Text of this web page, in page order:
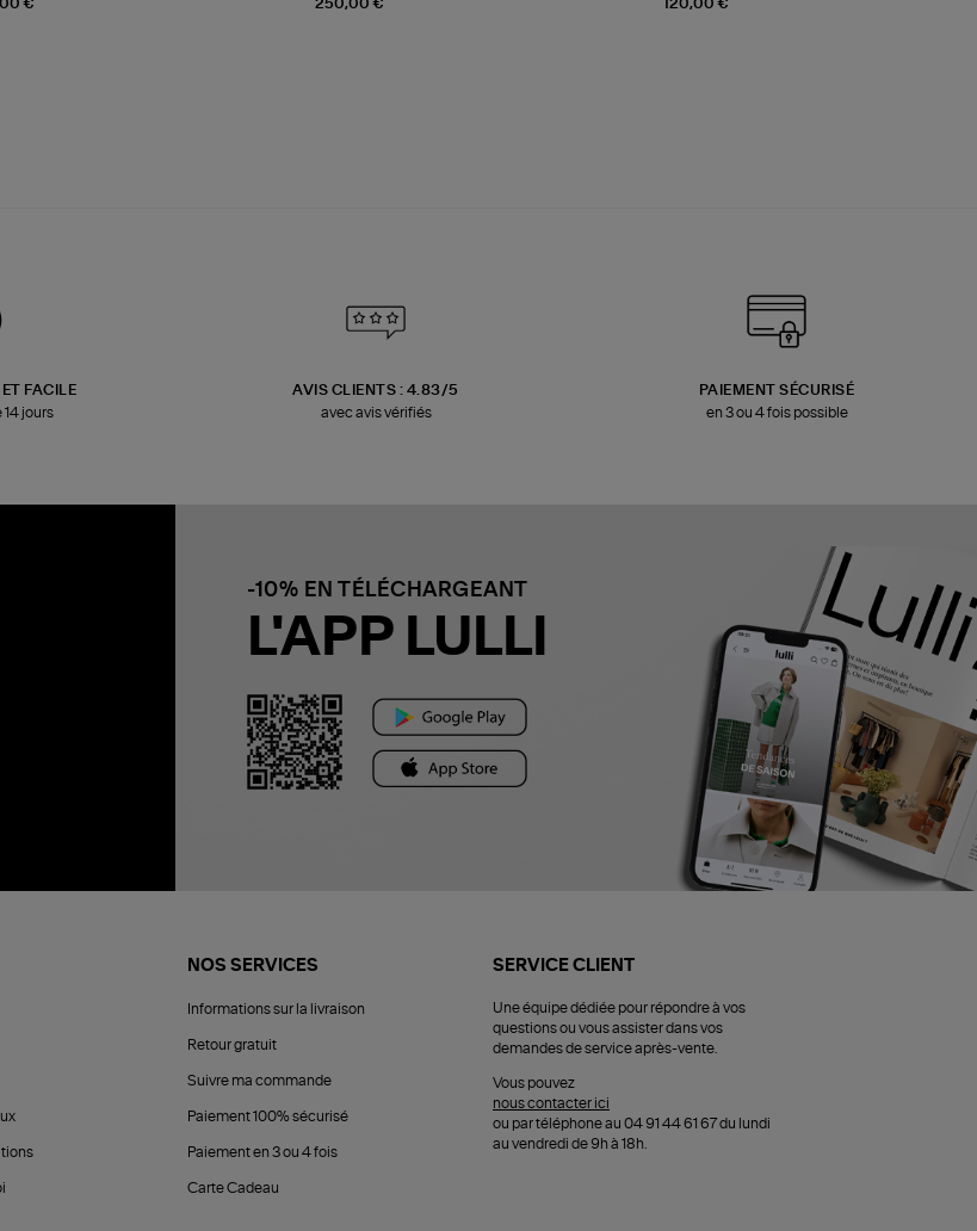
€ 250,00 €
120,00 €
FACILE
14 jours
AVIS CLIENTS : 4.83/5
avec avis vérifiés
PAIEMENT SÉCURISÉ
en 3 ou 4 fois possible
-10% EN TÉLÉCHARGEANT
L'APP LULLI
NOS SERVICES
Informations sur la livraison
Retour gratuit
Suivre ma commande
Paiement 100% sécurisé
Paiement en 3 ou 4 fois
Carte Cadeau
SERVICE CLIENT
Une équipe dédiée pour répondre à vos
questions ou vous assister dans vos
demandes de service après-vente.
Vous pouvez
nous contacter ici
ou par téléphone au 04 91 44 61 67 du lundi
au vendredi de 9h à 18h.